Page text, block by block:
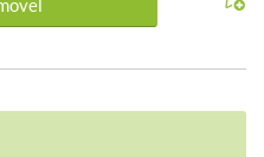
clínicas, empresas, escritórios